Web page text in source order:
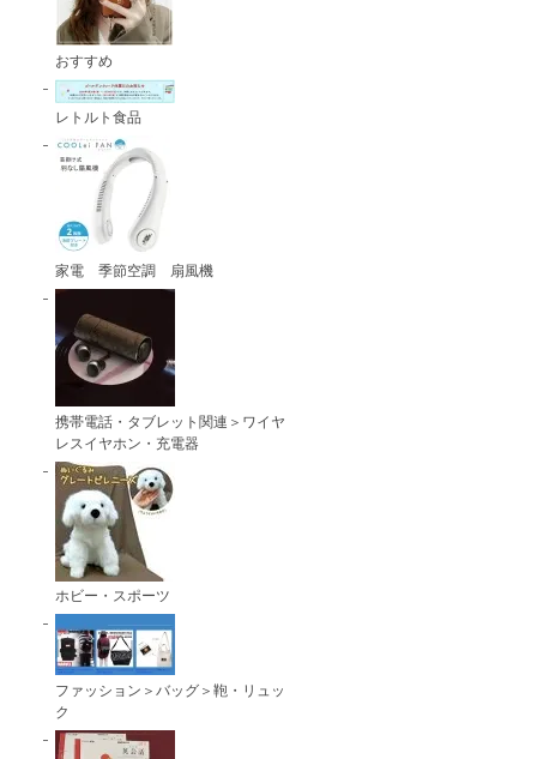
おすすめ
レトルト食品
家電 季節空調 扇風機
携帯電話・タブレット関連＞ワイヤ
レスイヤホン・充電器
ホビー・スポーツ
ファッション＞バッグ＞鞄・リュッ
ク